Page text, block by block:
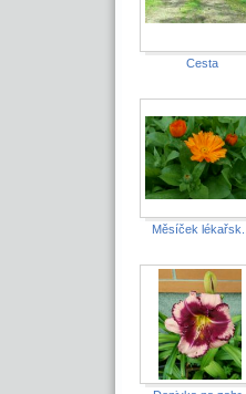
Cesta
Měsíček lékařsk...